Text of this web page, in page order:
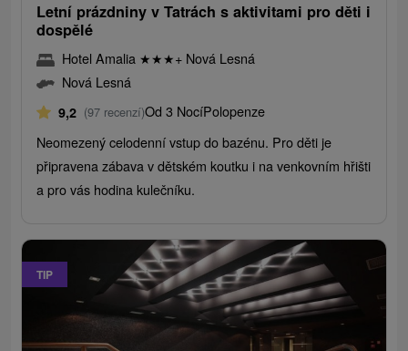
Letní prázdniny v Tatrách s aktivitami pro děti i
dospělé
Hotel Amalia ★★★+ Nová Lesná
Nová Lesná
9,2 (97 recenzí)Od 3 NocíPolopenze
Neomezený celodenní vstup do bazénu. Pro děti je
připravena zábava v dětském koutku i na venkovním hřišti
a pro vás hodina kulečníku.
TIP